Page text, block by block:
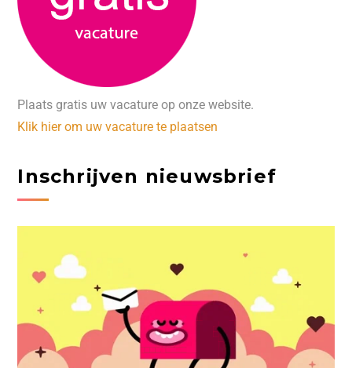
Plaats gratis uw vacature op onze website.
Klik hier om uw vacature te plaatsen
Inschrijven nieuwsbrief